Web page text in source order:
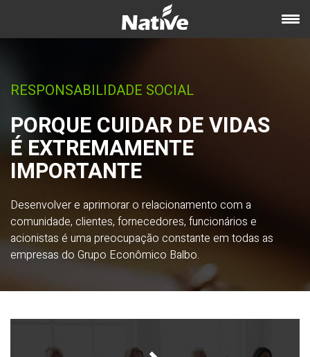
RESPONSABILIDADE SOCIAL
PORQUE CUIDAR DE VIDAS
É EXTREMAMENTE
IMPORTANTE
Desenvolver e aprimorar o relacionamento com a
comunidade, clientes, fornecedores, funcionários e
acionistas é uma preocupação constante em todas as
empresas do Grupo Econômico Balbo.